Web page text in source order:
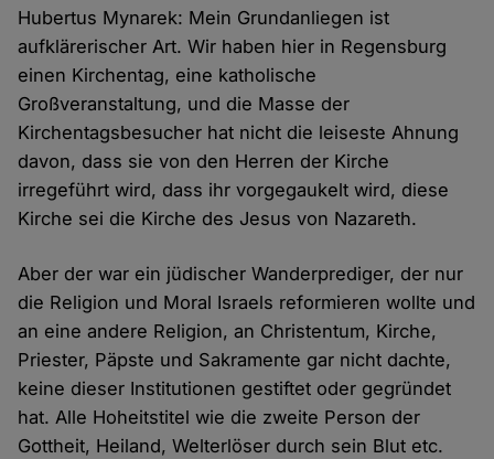
Hubertus Mynarek: Mein Grundanliegen ist
aufklärerischer Art. Wir haben hier in Regensburg
einen Kirchentag, eine katholische
Großveranstaltung, und die Masse der
Kirchentagsbesucher hat nicht die leiseste Ahnung
davon, dass sie von den Herren der Kirche
irregeführt wird, dass ihr vorgegaukelt wird, diese
Kirche sei die Kirche des Jesus von Nazareth.
Aber der war ein jüdischer Wanderprediger, der nur
die Religion und Moral Israels reformieren wollte und
an eine andere Religion, an Christentum, Kirche,
Priester, Päpste und Sakramente gar nicht dachte,
keine dieser Institutionen gestiftet oder gegründet
hat. Alle Hoheitstitel wie die zweite Person der
Gottheit, Heiland, Welterlöser durch sein Blut etc.